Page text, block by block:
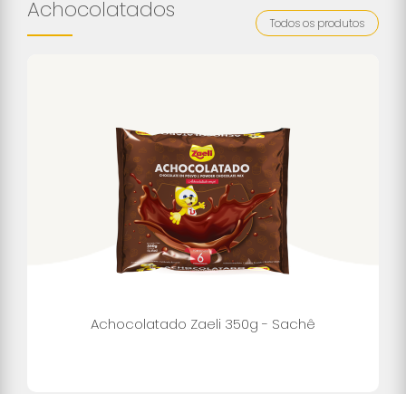
Achocolatados Todos os produtos
Achocolatado Zaeli 350g - Sachê